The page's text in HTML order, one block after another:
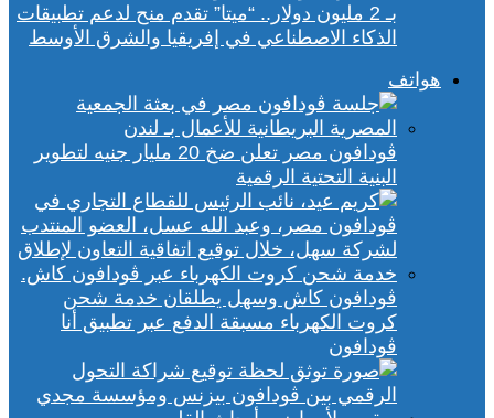
بـ 2 مليون دولار.. “ميتا” تقدم منح لدعم تطبيقات
الذكاء الاصطناعي في إفريقيا والشرق الأوسط
هواتف
ڤودافون مصر تعلن ضخ 20 مليار جنيه لتطوير
البنية التحتية الرقمية
ڤودافون كاش وسهل يطلقان خدمة شحن
كروت الكهرباء مسبقة الدفع عبر تطبيق أنا
ڤودافون